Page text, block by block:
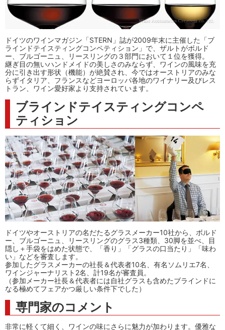
ドイツのワインマガジン「STERN」誌が2009年末に主催した「ブ
ラインドテイスティングコンペティション」で、ザルトがボルド
ー、ブルゴーニュ、リースリングの３部門において１位を獲得。
継ぎ目の無いハンドメイドの美しさのみならず、ワインの風味を充
分に引き出す形状（機能）が絶賛され、今ではオーストリアのみな
らずイタリア、フランスなどヨーロッパ各地のワイナリー及びレス
トラン、ワイン愛好家より支持されています。
ブラインドテイスティングコンペ
ティション
ドイツやオーストリアの名だたるグラスメーカー10社から、ボルド
ー、ブルゴーニュ、リースリングのグラス3種類、30脚を並べ、目
隠し＋手袋をはめた状態で、「香り」「グラスの口当たり」「味わ
い」などを審査します。
参加したグラスメーカーの社長＆代表者10名、有名ソムリエ7名、
ワインジャーナリスト2名、計19名が審査員。
（参加メーカー社長＆代表者には自社グラスも含めたブラインドに
なる極めてフェアかつ厳しい条件下でした）
専門家のコメント
非常に軽くて細く、ワインの味にさらに魅力が加わります。優雅な